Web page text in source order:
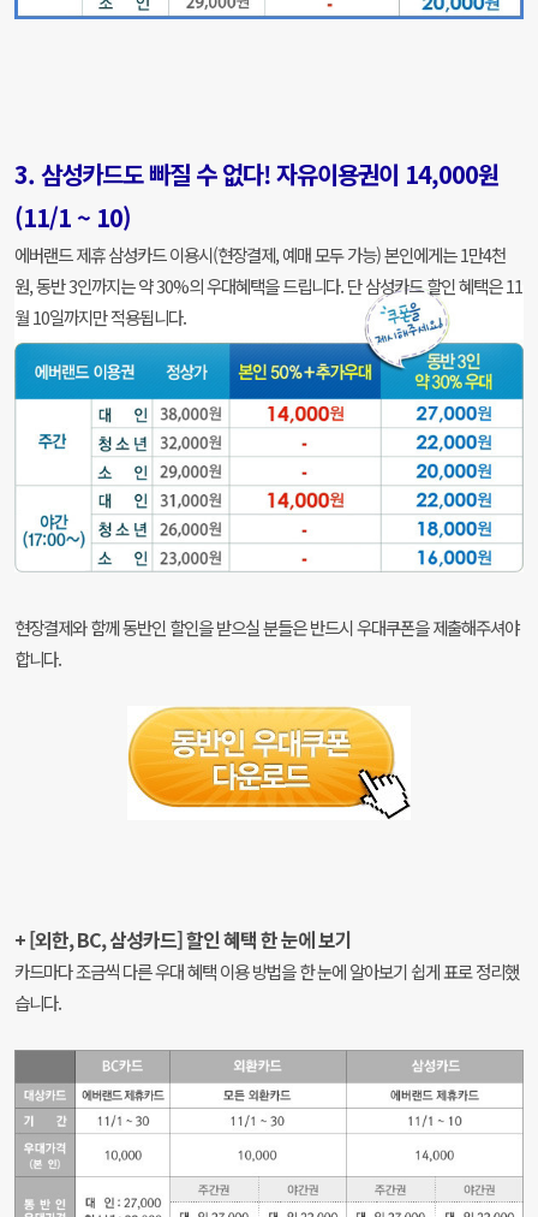
3. 삼성카드도 빠질 수 없다! 자유이용권이 14,000원
(11/1 ~ 10)
에버랜드 제휴 삼성카드 이용시(현장결제, 예매 모두 가능) 본인에게는 1만4천
원, 동반 3인까지는 약 30%의 우대혜택을 드립니다. 단 삼성카드 할인 혜택은 11
월 10일까지만 적용됩니다.
현장결제와 함께 동반인 할인을 받으실 분들은 반드시 우대쿠폰을 제출해주셔야
합니다.
+ [외한, BC, 삼성카드] 할인 혜택 한 눈에 보기
카드마다 조금씩 다른 우대 혜택 이용 방법을 한 눈에 알아보기 쉽게 표로 정리했
습니다.